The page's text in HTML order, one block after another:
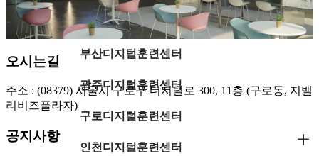
서울디지털훈련센터
부산디지털훈련센터
광주디지털훈련센터
구로디지털훈련센터
인천디지털훈련센터
오시는길
주소 : (08379) 서울시 구로구 디지털로 300, 11층 (구로동, 지밸
리비즈플라자)
공지사항